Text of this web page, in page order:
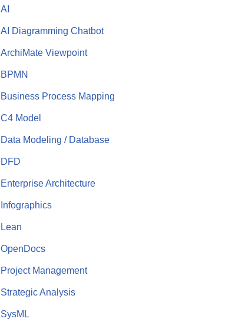
AI
AI Diagramming Chatbot
ArchiMate Viewpoint
BPMN
Business Process Mapping
C4 Model
Data Modeling / Database
DFD
Enterprise Architecture
Infographics
Lean
OpenDocs
Project Management
Strategic Analysis
SysML